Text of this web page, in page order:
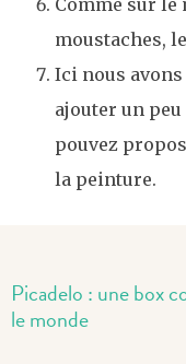
Comme sur le
moustaches,
Ici nous
ajouter un peu
pouvez
la peinture.
Picadelo : une box
le monde